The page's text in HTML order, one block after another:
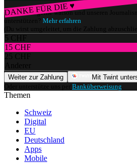
DANKE FÜR DIE ♥
Würdest du gerne watson und unseren
unterstützen? Mehr erfahren
(Du wirst umgeleitet, um die Zahlung
5 CHF
15 CHF
25 CHF
Anderer
Weiter zur Zahlung
Mit Twint
Oder unterstütze uns per Banküberweisung
Themen
Schweiz
Digital
EU
Deutschland
Apps
Mobile